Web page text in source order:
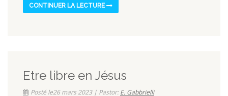
CONTINUER LA LECTURE
Etre libre en Jésus
Posté le26 mars 2023 | Pastor:E. Gabbrielli